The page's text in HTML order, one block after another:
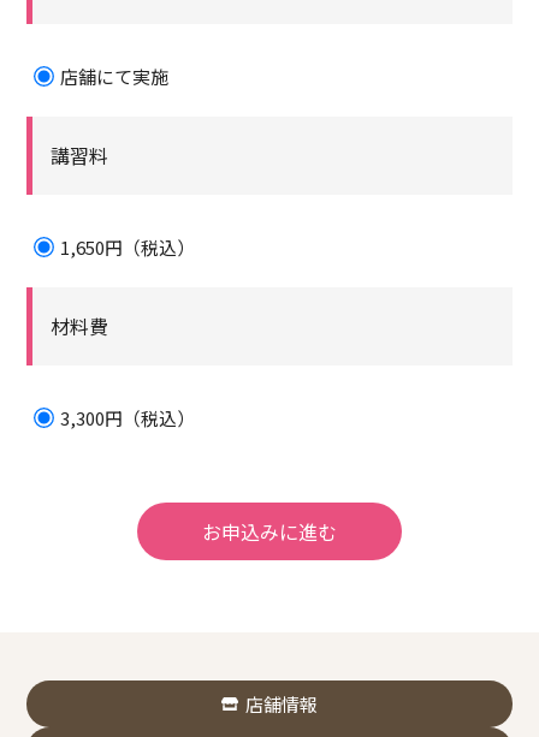
店舗にて実施
講習料
1,650円（税込）
材料費
3,300円（税込）
店舗情報